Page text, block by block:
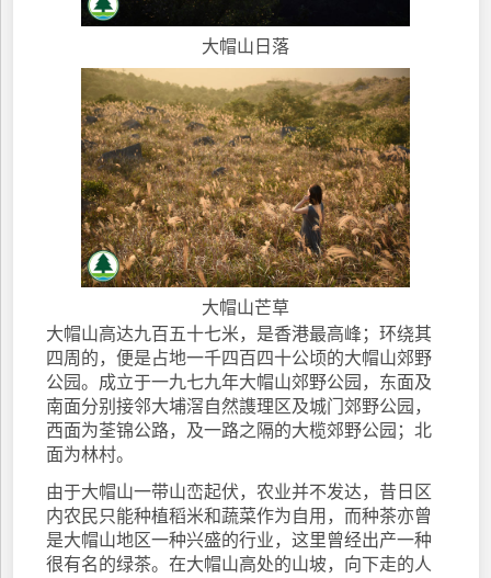
大帽山日落
大帽山芒草
大帽山高达九百五十七米，是香港最高峰；环绕其
四周的，便是占地一千四百四十公顷的大帽山郊野
公园。成立于一九七九年大帽山郊野公园，东面及
南面分别接邻大埔滘自然謢理区及城门郊野公园，
西面为荃锦公路，及一路之隔的大榄郊野公园；北
面为林村。
由于大帽山一带山峦起伏，农业并不发达，昔日区
内农民只能种植稻米和蔬菜作为自用，而种茶亦曾
是大帽山地区一种兴盛的行业，这里曾经出产一种
很有名的绿茶。在大帽山高处的山坡，向下走的人